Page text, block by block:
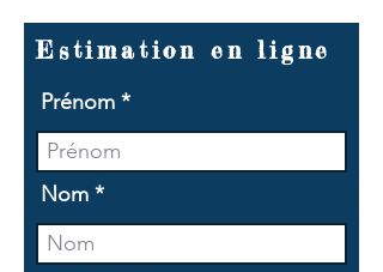
Estimation en ligne
Prénom
Nom